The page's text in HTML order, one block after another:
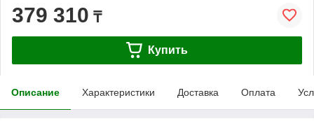
379 310 ₸
Купить
Описание Характеристики Доставка Оплата